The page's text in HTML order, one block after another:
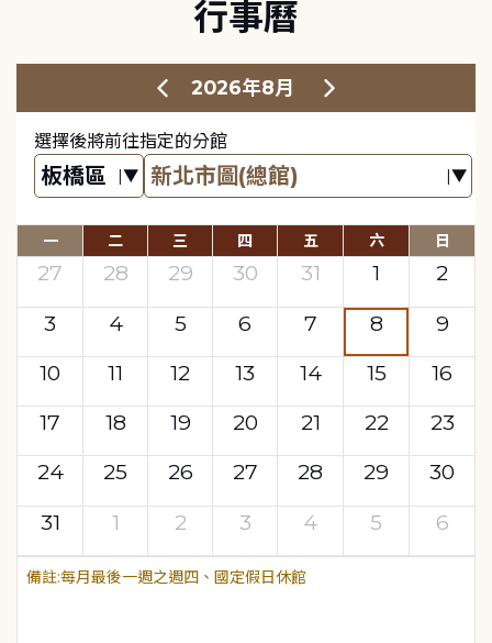
行事曆
2026年8月
選擇後將前往指定的分館
一 二 三 四 五 六 日
27 28 29 30 31 1
2
3
4 5 6 7 8
9
10
11 12 13 14 15
16
17
18 19 20 21 22
23
24
25 26 27 28 29
30
31
1 2 3 4 5 6
每月最後一週之週四、國定假日休館